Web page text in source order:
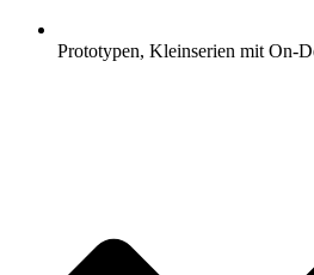
Prototypen, Kleinserien mit On-